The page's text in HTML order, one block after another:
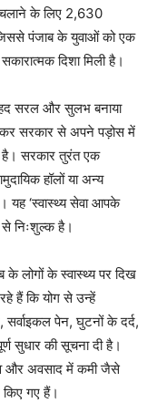
चलाने के लिए 2,630
जिससे पंजाब के युवाओं को एक
दिशा मिली है।
सरल और सुलभ बनाया
सरकार से अपने पड़ोस में
है। सरकार तुरंत एक
हॉलों या अन्य
यह ‘स्वास्थ्य सेवा आपके
से निःशुल्क है।
के लोगों के स्वास्थ्य पर दिख
रहे हैं कि योग से उन्हें
सर्वाइकल पेन, घुटनों के दर्द,
सुधार की सूचना दी है।
और अवसाद में कमी जैसे
किए गए हैं।